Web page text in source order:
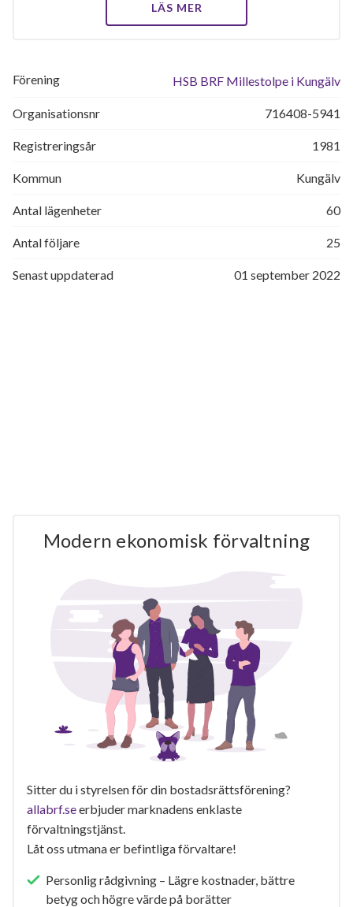
LÄS MER
Förening HSB BRF Millestolpe i Kungälv
Organisationsnr 716408-5941
Registreringsår 1981
Kommun Kungälv
Antal lägenheter 60
Antal följare 25
Senast uppdaterad 01 september 2022
Modern ekonomisk förvaltning
Sitter du i styrelsen för din bostadsrättsförening?
allabrf.seerbjuder marknadens enklaste
förvaltningstjänst.
Låt oss utmana er befintliga förvaltare!
Personlig rådgivning – Lägre kostnader, bättre
betyg och högre värde på borätter